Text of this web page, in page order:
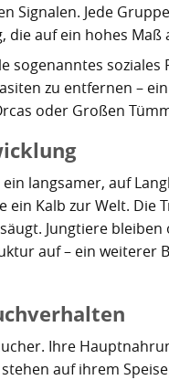
Signalen. Jede
die auf ein hohes
soziales
zu entfernen –
oder Großen
langsamer, auf
ein Kalb zur Welt.
Jungtiere
auf – ein weiterer
Ihre
auf ihrem